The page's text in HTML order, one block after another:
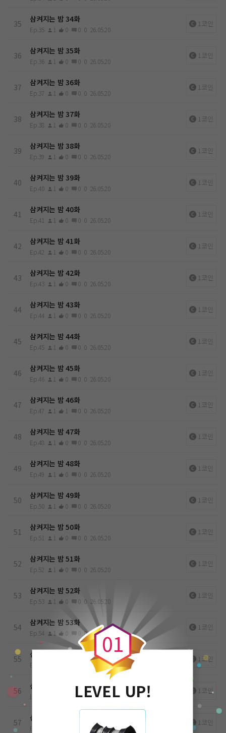
35 삼켜지는 밤 34화
Ep.35 1 0 0 0 26.05.20
1코인
36 삼켜지는 밤 35화
Ep.36 1 0 0 0 26.05.20
1코인
37 삼켜지는 밤 36화
Ep.37 1 0 0 0 26.05.20
1코인
38 삼켜지는 밤 37화
Ep.38 1 0 0 0 26.05.20
1코인
39 삼켜지는 밤 38화
Ep.39 1 0 0 0 26.05.20
1코인
40 삼켜지는 밤 39화
Ep.40 1 0 0 0 26.05.20
1코인
41 삼켜지는 밤 40화
Ep.41 1 0 0 0 26.05.20
1코인
42 삼켜지는 밤 41화
Ep.42 1 0 0 0 26.05.20
1코인
43 삼켜지는 밤 42화
Ep.43 1 0 0 0 26.05.20
1코인
44 삼켜지는 밤 43화
Ep.44 1 0 0 0 26.05.20
1코인
45 삼켜지는 밤 44화
Ep.45 1 0 0 0 26.05.20
1코인
46 삼켜지는 밤 45화
Ep.46 1 0 0 0 26.05.20
1코인
47 삼켜지는 밤 46화
Ep.47 1 1 0 0 26.05.20
1코인
48 삼켜지는 밤 47화
Ep.48 1 0 0 0 26.05.20
1코인
49 삼켜지는 밤 48화
Ep.49 1 0 0 0 26.05.20
1코인
50 삼켜지는 밤 49화
Ep.50 1 0 0 0 26.05.20
1코인
51 삼켜지는 밤 50화
Ep.51 1 0 0 0 26.05.20
1코인
52 삼켜지는 밤 51화
Ep.52 1 0 0 0 26.05.20
1코인
53 삼켜지는 밤 52화
Ep.53 1 0 0 0 26.05.20
1코인
54 삼켜지는 밤 53화
Ep.54 1 0 0 0 26.05.20
1코인
55 삼켜지는 밤 54화
Ep.55 26.05.20
1코인
56 삼켜지는 밤 55화
Ep.56 0 0 26.05.20
1코인
57 삼켜지는 밤 56화
Ep.57 26.05.20
1코인
0
0
1
LEVEL UP!